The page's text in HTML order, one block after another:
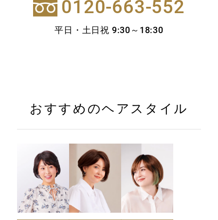
0120-663-552
平日・土日祝 9:30～18:30
おすすめのヘアスタイル